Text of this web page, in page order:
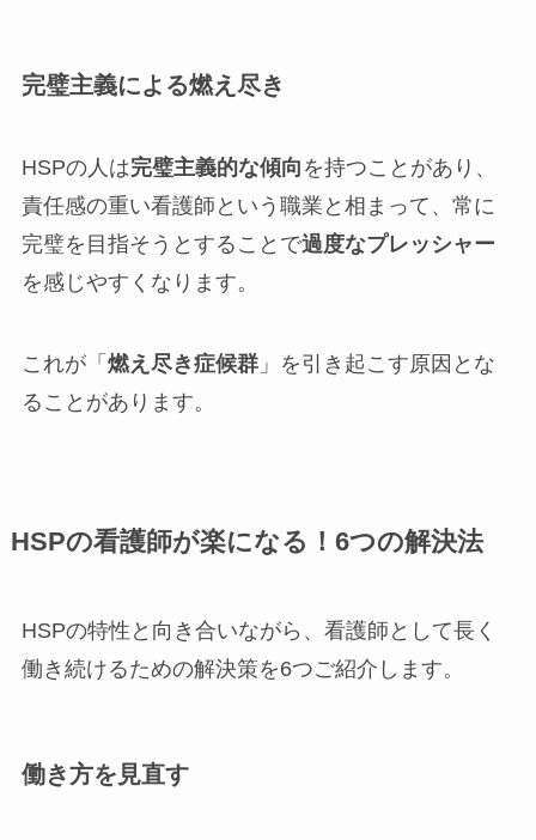
完璧主義による燃え尽き
HSPの人は完璧主義的な傾向 を持つことがあり、
責任感の重い看護師という職業と相まって、常に
完璧を目指そうとすることで過度なプレッシャー
を感じやすくなります。
これが「 燃え尽き症候群」を引き起こす原因とな
ることがあります。
HSPの看護師が楽になる！6つの解決法
HSPの特性と向き合いながら、看護師として長く
働き続けるための解決策を6つご紹介します。
働き方を見直す